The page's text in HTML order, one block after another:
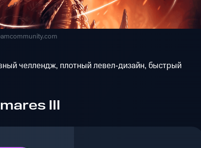
челлендж, плотный левел‑дизайн, быстрый
III